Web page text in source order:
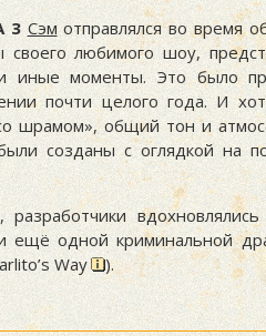
3 Сэм отправлялся во время
любимого шоу,
моменты. Это было
почти целого года. И
шрамом», общий тон и
созданы с оглядкой на
, разработчики
ещё одной криминальной
Way ).